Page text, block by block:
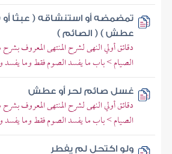
تمضمضه أو استنشاقه ( عبثا أو
عطش ) ( الصائم )
دقائق أولي النهى لشرح المنتهى المعروف
الصيام > باب ما يفسد الصوم فقط وما
غسل صائم لحر أو عطش
دقائق أولي النهى لشرح المنتهى المعروف
الصيام > باب ما يفسد الصوم فقط وما
ولو اكتحل لم يفطر